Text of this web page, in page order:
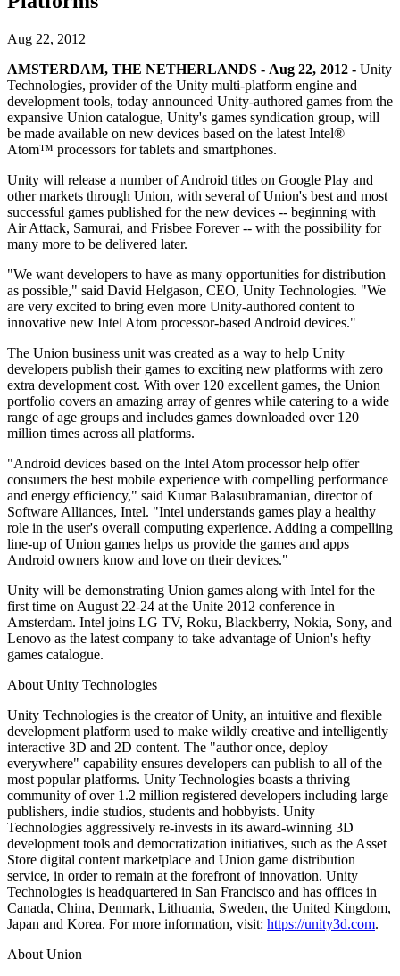
LiveOps
Développez
Acquisition de nouveaux joueurs
Faites-vous découvrir et acquérez des utilisateurs mobiles
Achats intégrés
Gérer IAP entre les magasins et D2C
Monétisation
Connectez les joueurs avec les bons jeux
Faites de la publicité avec Unity
Jeux mobiles
Créez et développez des succès mobiles avec Unity
Jeux indépendants
Lancez de grands jeux avec de petites équipes
Jeux XR
Lancez des jeux XR sur plusieurs plateformes
Jeux multijoueur
Simplifiez le développement de jeux multijoueurs
Distribution
Automobile
Stimulez l'innovation et les expériences en voiture
Voir toutes les industries
Histoires de succès dans le monde réel
Guides des meilleures pratiques
Conseils et astuces d'experts
Démos
Démos, échantillons et éléments de base
Toutes les ressources
Nouveautés
Blog
Actualités
Actualités, histoires et centre de presse
Célébration des créateurs Unity dans le monde entier
Guides pratiques
Formation
Pour les étudiants
Démarrez votre carrière
Pour les enseignants
Boostez votre enseignement
Licence d'enseignement subventionnée
Apportez la puissance de Unity à votre institution
Certifications
Prouvez votre maîtrise de Unity
Aug 22, 2012
AMSTERDAM, THE NETHERLANDS - Aug 22, 2012 - Unity
Technologies, provider of the Unity multi-platform engine and
development tools, today announced Unity-authored games from the
expansive Union catalogue, Unity's games syndication group, will
be made available on new devices based on the latest Intel®
Atom™ processors for tablets and smartphones.
Unity will release a number of Android titles on Google Play and
other markets through Union, with several of Union's best and most
successful games published for the new devices -- beginning with
Air Attack, Samurai, and Frisbee Forever -- with the possibility for
many more to be delivered later.
"We want developers to have as many opportunities for distribution
as possible," said David Helgason, CEO, Unity Technologies. "We
are very excited to bring even more Unity-authored content to
innovative new Intel Atom processor-based Android devices."
The Union business unit was created as a way to help Unity
developers publish their games to exciting new platforms with zero
extra development cost. With over 120 excellent games, the Union
portfolio covers an amazing array of genres while catering to a wide
range of age groups and includes games downloaded over 120
million times across all platforms.
"Android devices based on the Intel Atom processor help offer
consumers the best mobile experience with compelling performance
and energy efficiency," said Kumar Balasubramanian, director of
Software Alliances, Intel. "Intel understands games play a healthy
role in the user's overall computing experience. Adding a compelling
line-up of Union games helps us provide the games and apps
Android owners know and love on their devices."
Unity will be demonstrating Union games along with Intel for the
first time on August 22-24 at the Unite 2012 conference in
Amsterdam. Intel joins LG TV, Roku, Blackberry, Nokia, Sony, and
Lenovo as the latest company to take advantage of Union's hefty
games catalogue.
About Unity Technologies
Unity Technologies is the creator of Unity, an intuitive and flexible
development platform used to make wildly creative and intelligently
interactive 3D and 2D content. The "author once, deploy
everywhere" capability ensures developers can publish to all of the
most popular platforms. Unity Technologies boasts a thriving
community of over 1.2 million registered developers including large
publishers, indie studios, students and hobbyists. Unity
Technologies aggressively re-invests in its award-winning 3D
development tools and democratization initiatives, such as the Asset
Store digital content marketplace and Union game distribution
service, in order to remain at the forefront of innovation. Unity
Technologies is headquartered in San Francisco and has offices in
Canada, China, Denmark, Lithuania, Sweden, the United Kingdom,
Japan and Korea. For more information, visit: https://unity3d.com.
About Union